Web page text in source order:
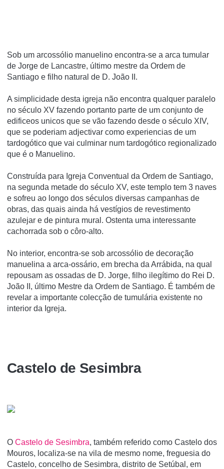
Sob um arcossólio manuelino encontra-se a arca tumular
de Jorge de Lancastre, último mestre da Ordem de
Santiago e filho natural de D. João II.
A simplicidade desta igreja não encontra qualquer paralelo
no século XV fazendo portanto parte de um conjunto de
edificeos unicos que se vão fazendo desde o século XIV,
que se poderiam adjectivar como experiencias de um
tardogótico que vai culminar num tardogótico regionalizado
que é o Manuelino.
Construída para Igreja Conventual da Ordem de Santiago,
na segunda metade do século XV, este templo tem 3 naves
e sofreu ao longo dos séculos diversas campanhas de
obras, das quais ainda há vestígios de revestimento
azulejar e de pintura mural. Ostenta uma interessante
cachorrada sob o côro-alto.
No interior, encontra-se sob arcossólio de decoração
manuelina a arca-ossário, em brecha da Arrábida, na qual
repousam as ossadas de D. Jorge, filho ilegítimo do Rei D.
João II, último Mestre da Ordem de Santiago. É também de
revelar a importante colecção de tumulária existente no
interior da Igreja.
Castelo de Sesimbra
O Castelo de Sesimbra, também referido como Castelo dos
Mouros, localiza-se na vila de mesmo nome, freguesia do
Castelo, concelho de Sesimbra, distrito de Setúbal, em